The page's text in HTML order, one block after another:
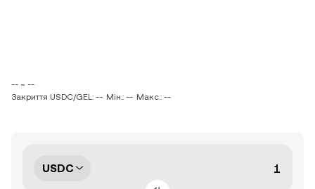
-- ~ --
Закриття USDC/GEL: -- Мін.: -- Макс.: --
USDC